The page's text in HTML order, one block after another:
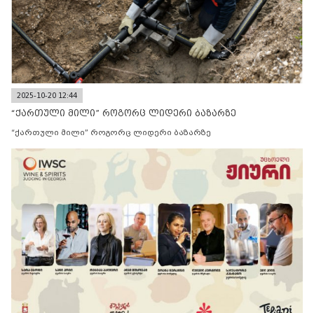
2025-10-20 12:44
“ქართული მილი” როგორც ლიდერი ბაზარზე
“ქართული მილი” როგორც ლიდერი ბაზარზე